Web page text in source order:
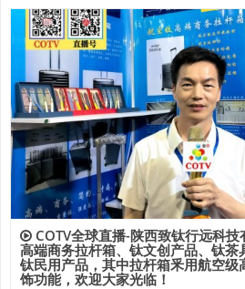
COTV全球直播-陕西致钛行远科
高端商务拉杆箱、钛文创产品、钛
钛民用产品，其中拉杆箱釆用航空
饰功能，欢迎大家光临！